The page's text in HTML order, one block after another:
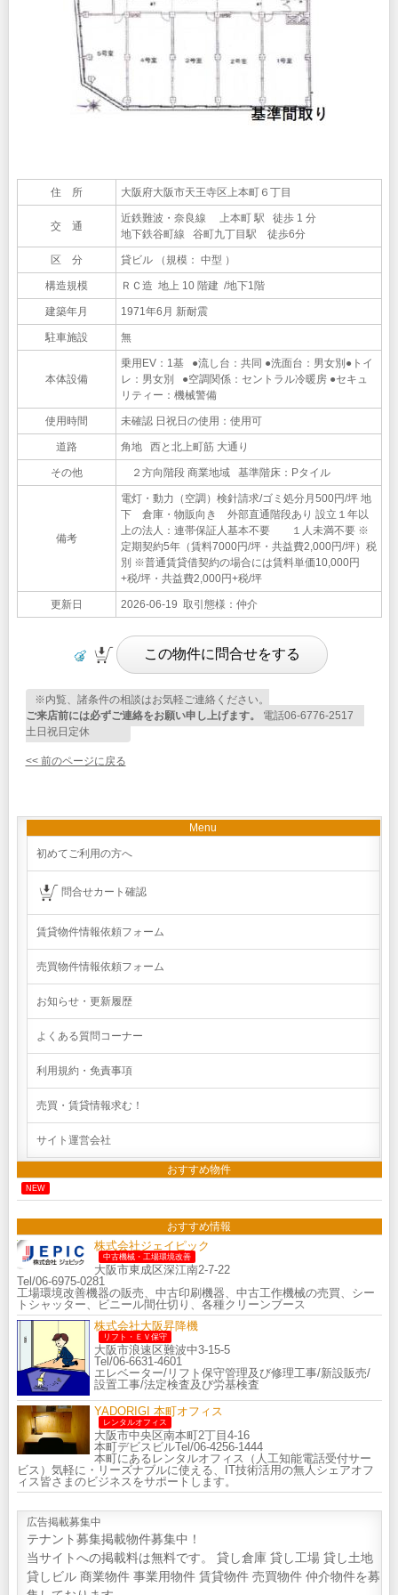
住 所 大阪府大阪市天王寺区上本町６丁目
交 通
近鉄難波・奈良線 上本町 駅 徒歩 1 分
地下鉄谷町線 谷町九丁目駅 徒歩6分
区 分 貸ビル （規模： 中型 ）
構造規模 ＲＣ造 地上 10 階建 /地下1階
建築年月 1971年6月 新耐震
駐車施設 無
本体設備
乗用EV：1基 ●流し台：共同 ●洗面台：男女別●トイ
レ：男女別 ●空調関係：セントラル冷暖房 ●セキュ
リティー：機械警備
使用時間 未確認 日祝日の使用：使用可
道路 角地 西と北上町筋 大通り
その他 ２方向階段 商業地域 基準階床：Pタイル
備考
電灯・動力（空調）検針請求/ゴミ処分月500円/坪 地
下 倉庫・物販向き 外部直通階段あり 設立１年以
上の法人：連帯保証人基本不要 １人未満不要 ※
定期契約5年（賃料7000円/坪・共益費2,000円/坪）税
別 ※普通賃貸借契約の場合には賃料単価10,000円
+税/坪・共益費2,000円+税/坪
更新日 2026-06-19 取引態様：仲介
※内覧、諸条件の相談はお気軽ご連絡ください。
ご来店前には必ずご連絡をお願い申し上げます。
電話06-6776-2517
土日祝日定休
<< 前のページに戻る
Menu
初めてご利用の方へ
問合せカート確認
賃貸物件情報依頼フォーム
売買物件情報依頼フォーム
お知らせ・更新履歴
よくある質問コーナー
利用規約・免責事項
売買・賃貸情報求む！
サイト運営会社
おすすめ物件
NEW
おすすめ情報
株式会社ジェイピック
中古機械・工場環境改善
大阪市東成区深江南2-7-22
Tel/06-6975-0281
工場環境改善機器の販売、中古印刷機器、中古工作機械の売買、シー
トシャッター、ビニール間仕切り、各種クリーンブース
株式会社大阪昇降機
リフト・ＥＶ保守
大阪市浪速区難波中3-15-5
Tel/06-6631-4601
エレベーター/リフト保守管理及び修理工事/新設販売/
設置工事/法定検査及び労基検査
YADORIGI 本町オフィス
レンタルオフィス
大阪市中央区南本町2丁目4-16
本町デビスビルTel/06-4256-1444
本町にあるレンタルオフィス（人工知能電話受付サー
ビス）気軽に・リーズナブルに使える、IT技術活用の無人シェアオフ
ィス皆さまのビジネスをサポートします。
広告掲載募集中
テナント募集掲載物件募集中！
当サイトへの掲載料は無料です。 貸し倉庫 貸し工場 貸し土地
貸しビル 商業物件 事業用物件 賃貸物件 売買物件 仲介物件を募